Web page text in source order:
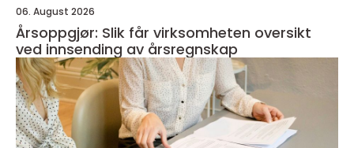
06. August 2026
Årsoppgjør: Slik får virksomheten oversikt
ved innsending av årsregnskap